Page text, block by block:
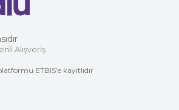
Alışveriş
ETBIS’e kayıtlıdır